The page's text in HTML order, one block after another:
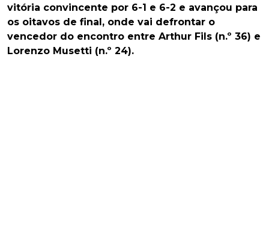
vitória convincente por 6-1 e 6-2 e avançou para
os oitavos de final, onde vai defrontar o
vencedor do encontro entre Arthur Fils (n.º 36) e
Lorenzo Musetti (n.º 24).